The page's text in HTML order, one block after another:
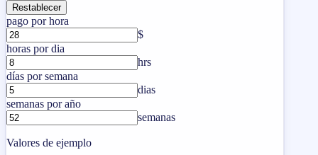
Restablecer
pago por hora
$
horas por dia
hrs
días por semana
dias
semanas por año
semanas
Valores de ejemplo